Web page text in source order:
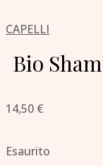
CAPELLI
Bio
14,50 €
Esaurito